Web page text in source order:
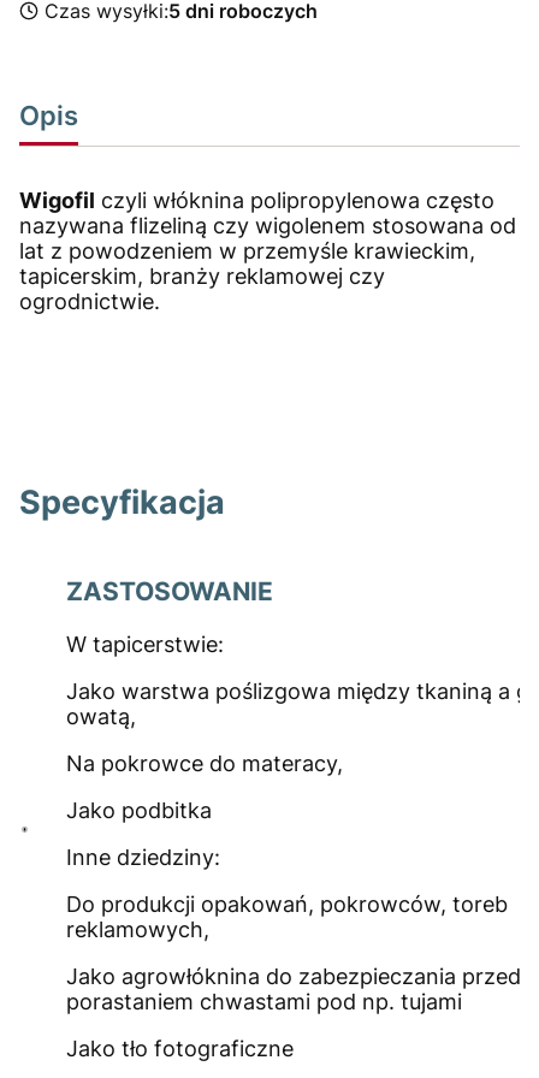
Czas wysyłki:5 dni roboczych
Opis
Wigofil czyli włóknina polipropylenowa często
nazywana flizeliną czy wigolenem stosowana od
lat z powodzeniem w przemyśle krawieckim,
tapicerskim, branży reklamowej czy
ogrodnictwie.
Specyfikacja
ZASTOSOWANIE
W tapicerstwie:
Jako warstwa poślizgowa między tkaniną a
owatą,
Na pokrowce do materacy,
Jako podbitka
Inne dziedziny:
Do produkcji opakowań, pokrowców, toreb
reklamowych,
Jako agrowłóknina do zabezpieczania przed
porastaniem chwastami pod np. tujami
Jako tło fotograficzne